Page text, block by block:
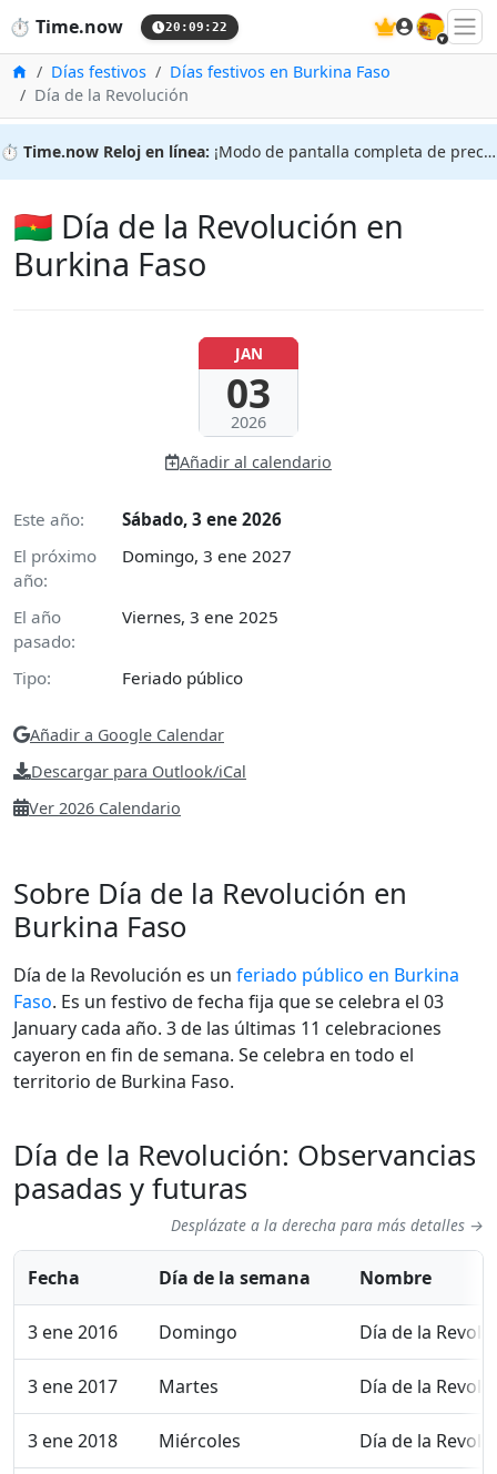
⏱️ Time.now 20:09:23 🇪🇸
InicioDías festivos
Días festivos en Burkina Faso
Día de la Revolución
⏱️ Time.now Reloj en línea: ¡Modo de pantalla completa de precisión!
🇧🇫 Día de la Revolución en
Burkina Faso
JAN
03
2026
Añadir al calendario
Este año:
Sábado, 3 ene 2026
El próximo
año:
Domingo, 3 ene 2027
El año
pasado:
Viernes, 3 ene 2025
Tipo: Feriado público
Añadir a Google Calendar
Descargar para Outlook/iCal
Ver 2026 Calendario
Sobre Día de la Revolución en
Burkina Faso
Día de la Revolución es un feriado público en Burkina
Faso. Es un festivo de fecha fija que se celebra el 03
January cada año. 3 de las últimas 11 celebraciones
cayeron en fin de semana. Se celebra en todo el
territorio de Burkina Faso.
Día de la Revolución: Observancias
pasadas y futuras
Desplázate a la derecha para más detalles →
Fecha Día de la semana Nombre
3 ene 2016 Domingo Día de la
3 ene 2017 Martes Día de la
3 ene 2018 Miércoles Día de la